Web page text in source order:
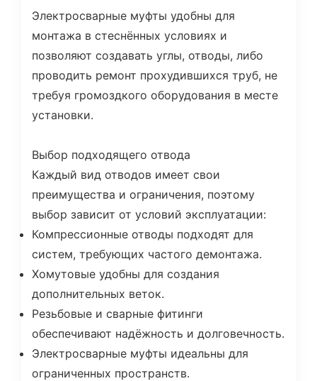
Электросварные муфты удобны для
монтажа в стеснённых условиях и
позволяют создавать углы, отводы, либо
проводить ремонт прохудившихся труб, не
требуя громоздкого оборудования в месте
установки.
Выбор подходящего отвода
Каждый вид отводов имеет свои
преимущества и ограничения, поэтому
выбор зависит от условий эксплуатации:
Компрессионные отводы подходят для
систем, требующих частого демонтажа.
Хомутовые удобны для создания
дополнительных веток.
Резьбовые и сварные фитинги
обеспечивают надёжность и долговечность.
Электросварные муфты идеальны для
ограниченных пространств.